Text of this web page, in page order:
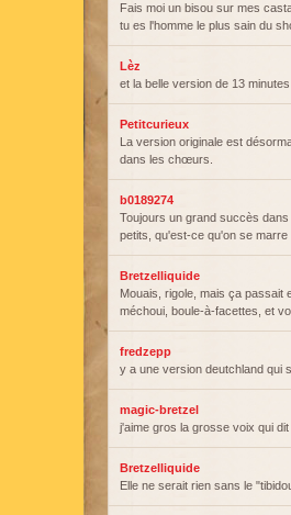
Fais moi un bisou sur mes
tu es l'homme le plus sain du
Lèz
et la belle version de 13
Petitcurieux
La version originale est
dans les chœurs.
b0189274
Toujours un grand succès
petits, qu'est-ce qu'on se
Bretzelliquide
Mouais, rigole, mais ça
méchoui, boule-à-facettes, et
fredzepp
y a une version deutchland qui
magic-bretzel
j'aime gros la grosse voix qui
Bretzelliquide
Elle ne serait rien sans le